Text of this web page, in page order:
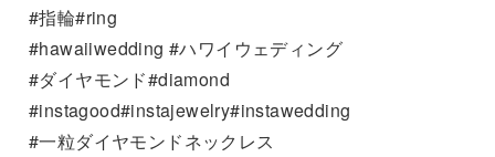
#指輪#ring
#hawaiiwedding #ハワイウェディング
#ダイヤモンド#diamond
#instagood#instajewelry#instawedding
#一粒ダイヤモンドネックレス